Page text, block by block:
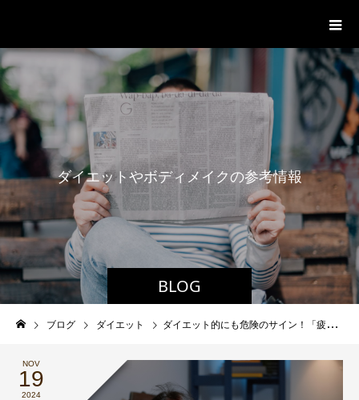
BLOG
ダイエットやボディメイクの参考情報
ブログ ダイエット ダイエット的にも危険のサイン！「疲れが取れない」を軽視しないで。
NOV
19
2024